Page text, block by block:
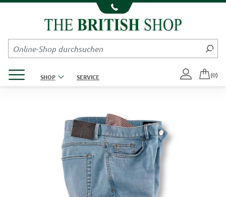
Kompletten Head der Seite überspringen
SHOP SERVICE (0)